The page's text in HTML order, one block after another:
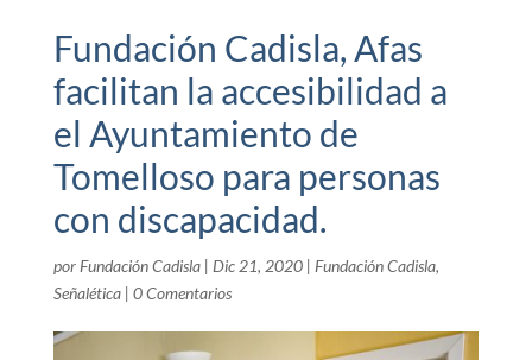
Fundación Cadisla, Afas
facilitan la accesibilidad a
el Ayuntamiento de
Tomelloso para personas
con discapacidad.
por Fundación Cadisla| Dic 21, 2020| Fundación Cadisla,
Señalética| 0 Comentarios